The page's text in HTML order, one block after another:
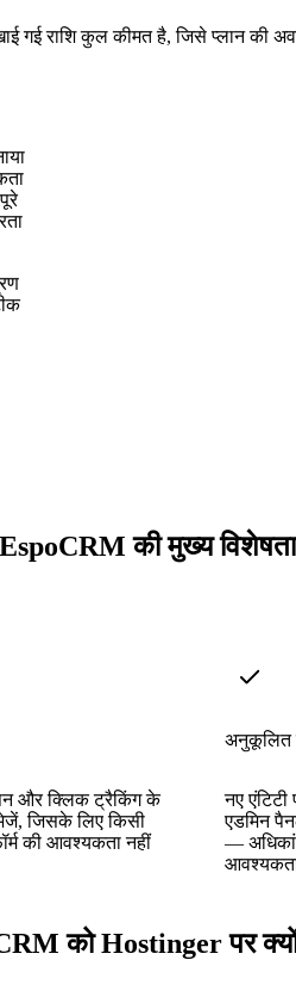
गई राशि कुल कीमत है, जिसे प्लान की
EspoCRM की मुख्य
और क्लिक ट्रैकिंग के
जिसके लिए किसी
की आवश्यकता नहीं
अनुकूलित
नए
एडमिन
—
को Hostinger पर क्यों